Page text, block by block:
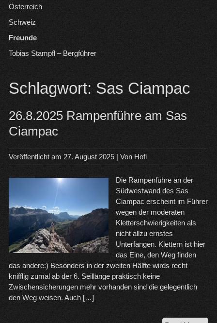
Österreich
Schweiz
Freunde
Tobias Stampfl – Bergführer
Schlagwort: Sas Ciampac
26.8.2025 Rampenführe am Sas
Ciampac
Veröffentlicht am 27. August 2025| Von Hofi
Die Rampenführe an der
Südwestwand des Sas
Ciampac erscheint im Führer
wegen der moderaten
Kletterschwierigkeiten als
nicht allzu ernstes
Unterfangen. Klettern ist hier
das Eine, den Weg finden
das andere:) Besonders in der zweiten Hälfte wirds recht
knifflig zumal ab der 6. Seillänge praktisch keine
Zwischensicherungen mehr vorhanden sind die gelegentlich
den Weg weisen. Auch […]